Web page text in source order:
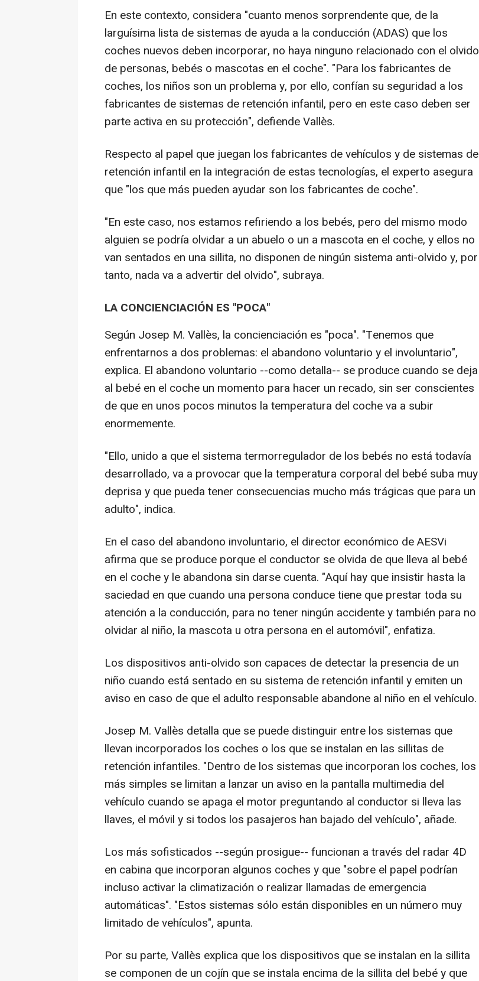
En este contexto, considera "cuanto menos sorprendente que, de la
larguísima lista de sistemas de ayuda a la conducción (ADAS) que los
coches nuevos deben incorporar, no haya ninguno relacionado con el olvido
de personas, bebés o mascotas en el coche". "Para los fabricantes de
coches, los niños son un problema y, por ello, confían su seguridad a los
fabricantes de sistemas de retención infantil, pero en este caso deben ser
parte activa en su protección", defiende Vallès.
Respecto al papel que juegan los fabricantes de vehículos y de sistemas de
retención infantil en la integración de estas tecnologías, el experto asegura
que "los que más pueden ayudar son los fabricantes de coche".
"En este caso, nos estamos refiriendo a los bebés, pero del mismo modo
alguien se podría olvidar a un abuelo o un a mascota en el coche, y ellos no
van sentados en una sillita, no disponen de ningún sistema anti-olvido y, por
tanto, nada va a advertir del olvido", subraya.
LA CONCIENCIACIÓN ES "POCA"
Según Josep M. Vallès, la concienciación es "poca". "Tenemos que
enfrentarnos a dos problemas: el abandono voluntario y el involuntario",
explica. El abandono voluntario --como detalla-- se produce cuando se deja
al bebé en el coche un momento para hacer un recado, sin ser conscientes
de que en unos pocos minutos la temperatura del coche va a subir
enormemente.
"Ello, unido a que el sistema termorregulador de los bebés no está todavía
desarrollado, va a provocar que la temperatura corporal del bebé suba muy
deprisa y que pueda tener consecuencias mucho más trágicas que para un
adulto", indica.
En el caso del abandono involuntario, el director económico de AESVi
afirma que se produce porque el conductor se olvida de que lleva al bebé
en el coche y le abandona sin darse cuenta. "Aquí hay que insistir hasta la
saciedad en que cuando una persona conduce tiene que prestar toda su
atención a la conducción, para no tener ningún accidente y también para no
olvidar al niño, la mascota u otra persona en el automóvil", enfatiza.
Los dispositivos anti-olvido son capaces de detectar la presencia de un
niño cuando está sentado en su sistema de retención infantil y emiten un
aviso en caso de que el adulto responsable abandone al niño en el vehículo.
Josep M. Vallès detalla que se puede distinguir entre los sistemas que
llevan incorporados los coches o los que se instalan en las sillitas de
retención infantiles. "Dentro de los sistemas que incorporan los coches, los
más simples se limitan a lanzar un aviso en la pantalla multimedia del
vehículo cuando se apaga el motor preguntando al conductor si lleva las
llaves, el móvil y si todos los pasajeros han bajado del vehículo", añade.
Los más sofisticados --según prosigue-- funcionan a través del radar 4D
en cabina que incorporan algunos coches y que "sobre el papel podrían
incluso activar la climatización o realizar llamadas de emergencia
automáticas". "Estos sistemas sólo están disponibles en un número muy
limitado de vehículos", apunta.
Por su parte, Vallès explica que los dispositivos que se instalan en la sillita
se componen de un cojín que se instala encima de la sillita del bebé y que